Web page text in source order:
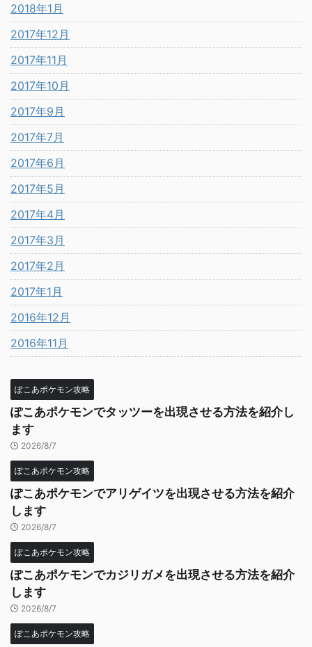
2018年1月
2017年12月
2017年11月
2017年10月
2017年9月
2017年7月
2017年6月
2017年5月
2017年4月
2017年3月
2017年2月
2017年1月
2016年12月
2016年11月
ぽこあポケモン攻略
ぽこあポケモンでタッツーを出現させる方法を紹介し
ます
2026/8/7
ぽこあポケモン攻略
ぽこあポケモンでアリゲイツを出現させる方法を紹介
します
2026/8/7
ぽこあポケモン攻略
ぽこあポケモンでカジリガメを出現させる方法を紹介
します
2026/8/7
ぽこあポケモン攻略